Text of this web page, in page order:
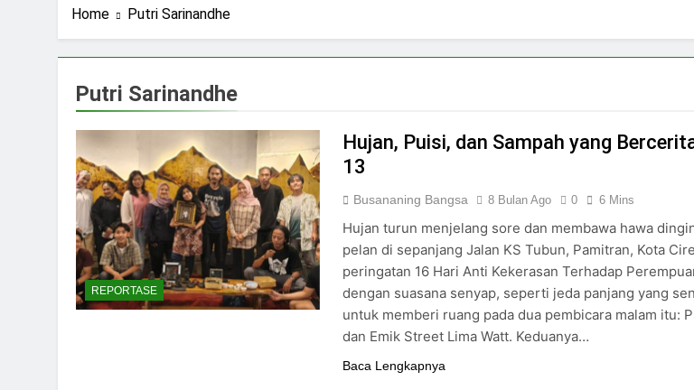
Stigma Skincare Laki-laki Skincare untuk
Home Putri Sarinandhe
Putri Sarinandhe
REPORTASE
Hujan, Puisi, dan Sampah yang
13
Busananing Bangsa 8 Bulan Ago 0 6 Mins
Hujan turun menjelang sore dan membawa hawa
pelan di sepanjang Jalan KS Tubun, Pamitran, Kota
peringatan 16 Hari Anti Kekerasan Terhadap
dengan suasana senyap, seperti jeda panjang yang
untuk memberi ruang pada dua pembicara malam itu:
dan Emik Street Lima Watt. Keduanya…
Baca Lengkapnya